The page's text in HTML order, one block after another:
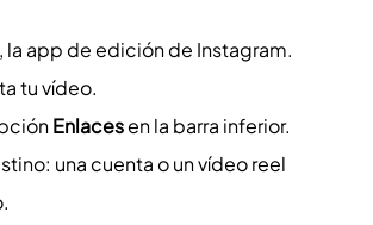
, la app de edición de Instagram.
tu vídeo.
Enlacesen la barra inferior.
una cuenta o un vídeo reel